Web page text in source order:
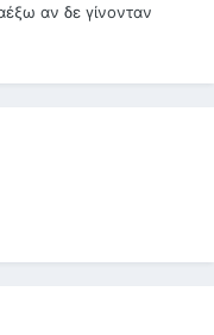
αν δε γίνονταν